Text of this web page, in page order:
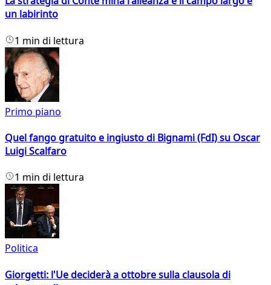
un labirinto
1 min di lettura
Primo piano
Quel fango gratuito e ingiusto di Bignami (FdI) su Oscar
Luigi Scalfaro
1 min di lettura
Politica
Giorgetti: l'Ue deciderà a ottobre sulla clausola di